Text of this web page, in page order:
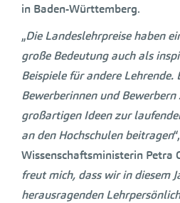
in Baden-Württemberg.
„Die Landeslehrpreise haben
große Bedeutung auch als
Beispiele für andere
Bewerberinnen und
großartigen Ideen zur
an den Hochschulen beitragen
Wissenschaftsministerin Petra
freut mich, dass wir in diesem
herausragenden